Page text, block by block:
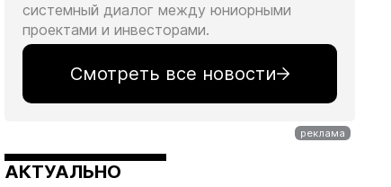
системный диалог между юниорными
проектами и инвесторами.
Смотреть все новости
АКТУАЛЬНО